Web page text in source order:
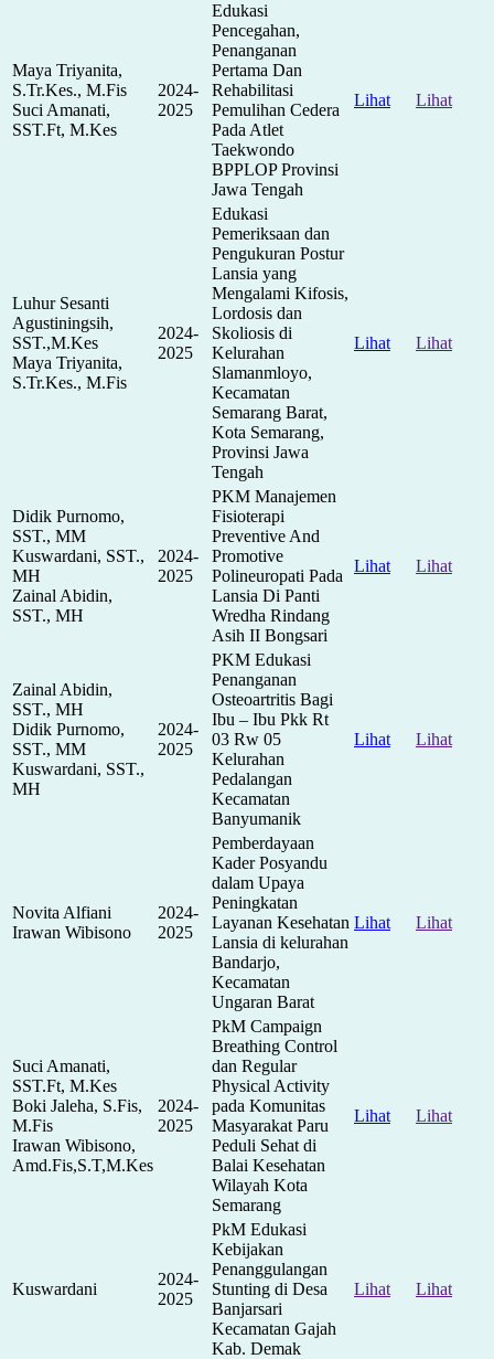
Maya Triyanita,
S.Tr.Kes., M.Fis
Suci Amanati,
SST.Ft, M.Kes
2024-
2025
Edukasi
Pencegahan,
Penanganan
Pertama Dan
Rehabilitasi
Pemulihan Cedera
Pada Atlet
Taekwondo
BPPLOP Provinsi
Jawa Tengah
Lihat Lihat
Luhur Sesanti
Agustiningsih,
SST.,M.Kes
Maya Triyanita,
S.Tr.Kes., M.Fis
2024-
2025
Edukasi
Pemeriksaan dan
Pengukuran Postur
Lansia yang
Mengalami Kifosis,
Lordosis dan
Skoliosis di
Kelurahan
Slamanmloyo,
Kecamatan
Semarang Barat,
Kota Semarang,
Provinsi Jawa
Tengah
Lihat Lihat
Didik Purnomo,
SST., MM
Kuswardani, SST.,
MH
Zainal Abidin,
SST., MH
2024-
2025
PKM Manajemen
Fisioterapi
Preventive And
Promotive
Polineuropati Pada
Lansia Di Panti
Wredha Rindang
Asih II Bongsari
Lihat Lihat
Zainal Abidin,
SST., MH
Didik Purnomo,
SST., MM
Kuswardani, SST.,
MH
2024-
2025
PKM Edukasi
Penanganan
Osteoartritis Bagi
Ibu – Ibu Pkk Rt
03 Rw 05
Kelurahan
Pedalangan
Kecamatan
Banyumanik
Lihat Lihat
Novita Alfiani
Irawan Wibisono
2024-
2025
Pemberdayaan
Kader Posyandu
dalam Upaya
Peningkatan
Layanan Kesehatan
Lansia di kelurahan
Bandarjo,
Kecamatan
Ungaran Barat
Lihat Lihat
Suci Amanati,
SST.Ft, M.Kes
Boki Jaleha, S.Fis,
M.Fis
Irawan Wibisono,
Amd.Fis,S.T,M.Kes
2024-
2025
PkM Campaign
Breathing Control
dan Regular
Physical Activity
pada Komunitas
Masyarakat Paru
Peduli Sehat di
Balai Kesehatan
Wilayah Kota
Semarang
Lihat Lihat
Kuswardani
2024-
2025
PkM Edukasi
Kebijakan
Penanggulangan
Stunting di Desa
Banjarsari
Kecamatan Gajah
Kab. Demak
Lihat Lihat